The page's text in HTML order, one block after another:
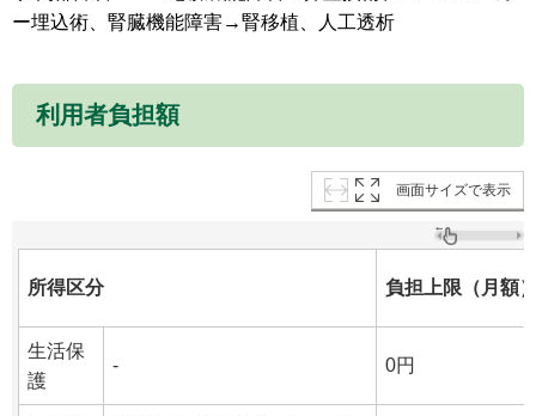
ー埋込術、腎臓機能障害→腎移植、人工透析
利用者負担額
画面サイズで表示
所得区分 負担上限（月額
生活保
護
- 0円